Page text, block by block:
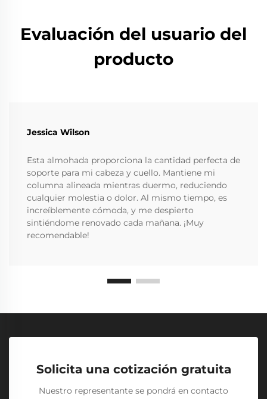
Evaluación del usuario del
producto
Jessica Wilson
Esta almohada proporciona la cantidad perfecta de
soporte para mi cabeza y cuello. Mantiene mi
columna alineada mientras duermo, reduciendo
cualquier molestia o dolor. Al mismo tiempo, es
increíblemente cómoda, y me despierto
sintiéndome renovado cada mañana. ¡Muy
recomendable!
Solicita una cotización gratuita
Nuestro representante se pondrá en contacto